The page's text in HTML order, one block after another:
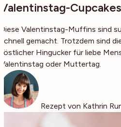
Valentinstag-Cupcakes
Diese Valentinstag-Muffins sind
schnell gemacht. Trotzdem sind
köstlicher Hingucker für liebe
Valentinstag oder Muttertag.
Rezept von Kathrin